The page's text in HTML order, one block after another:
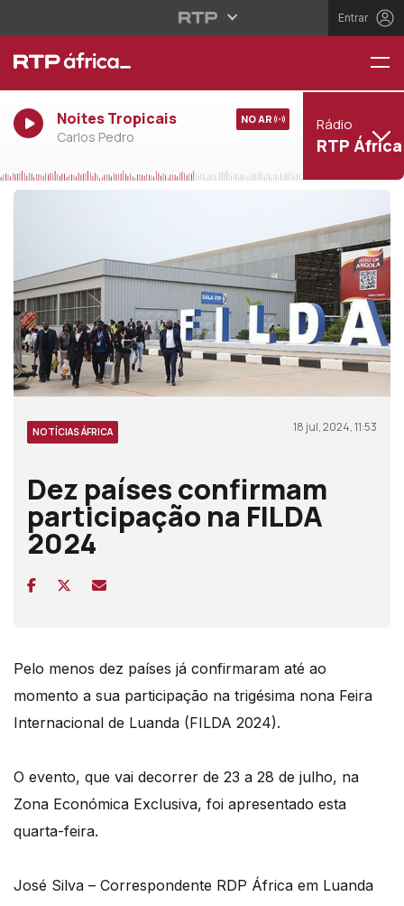
Entrar
Noites Tropicais
Carlos Pedro
NO AR Rádio
RTP África
NOTÍCIAS ÁFRICA 18 jul, 2024, 11:53
Dez países confirmam
participação na FILDA
2024
Pelo menos dez países já confirmaram até ao
momento a sua participação na trigésima nona Feira
Internacional de Luanda (FILDA 2024).
O evento, que vai decorrer de 23 a 28 de julho, na
Zona Económica Exclusiva, foi apresentado esta
quarta-feira.
José Silva – Correspondente RDP África em Luanda